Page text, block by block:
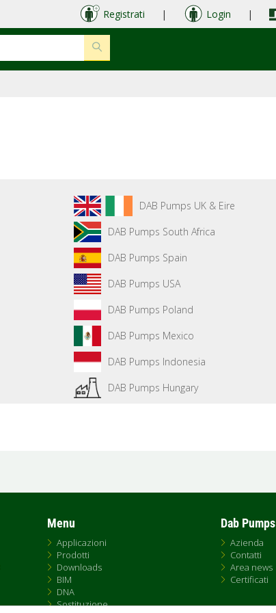
Registrati | Login |
DAB Pumps UK & Eire
DAB Pumps South Africa
DAB Pumps Spain
DAB Pumps USA
DAB Pumps Poland
DAB Pumps Mexico
DAB Pumps Indonesia
DAB Pumps Hungary
Menu
Applicazioni
Prodotti
Downloads
BIM
DNA
Sostituzione
Dab Pumps
Azienda
Contatti
Area news
Certificati